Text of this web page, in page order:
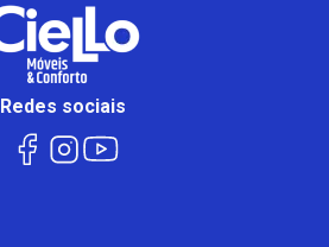
Redes sociais